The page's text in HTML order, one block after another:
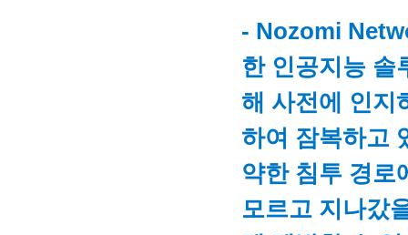
- Nozomi
한 인공지능 솔
해 사전에 인지
하여 잠복하고
약한 침투 경로
모르고 지나갔